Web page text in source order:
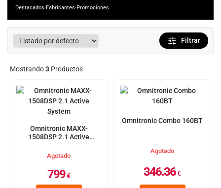
Destacados·Fabricantes·Promociones
Filtrar
Mostrando3 Productos
Omnitronic MAXX-
1508DSP 2.1 Active
Agotado
799€
Omnitronic Combo 160BT
Agotado
346.36€